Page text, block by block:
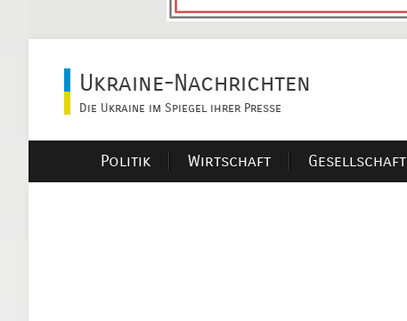
Ukraine-Nachrichten
Die Ukraine im Spiegel ihrer Presse
Politik Wirtschaft Gesellschaft